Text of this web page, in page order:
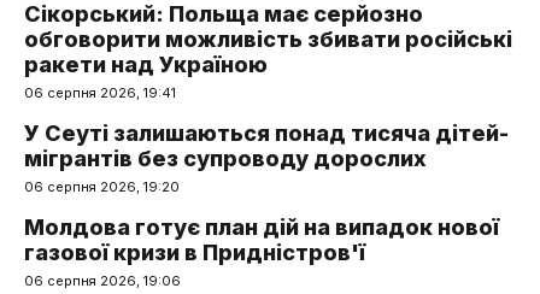
Сікорський: Польща має серйозно
обговорити можливість збивати російські
ракети над Україною
06 серпня 2026, 19:41
У Сеуті залишаються понад тисяча дітей-
мігрантів без супроводу дорослих
06 серпня 2026, 19:20
Молдова готує план дій на випадок нової
газової кризи в Придністров'ї
06 серпня 2026, 19:06